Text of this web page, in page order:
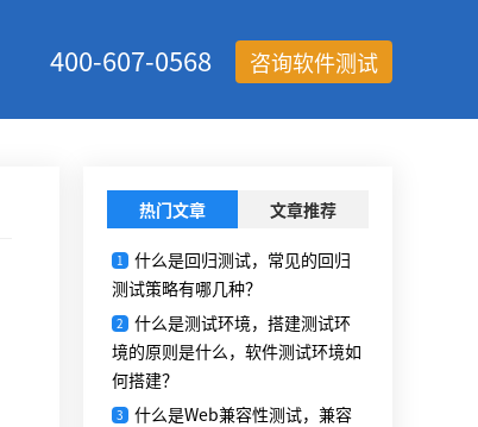
咨询软件测试
400-607-0568
热门文章 文章推荐
1
什么是回归测试，常见的回归
测试策略有哪几种？
2
什么是测试环境，搭建测试环
境的原则是什么，软件测试环境如
何搭建？
3
什么是Web兼容性测试，兼容